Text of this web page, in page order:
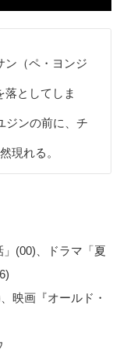
ン（ペ・ヨンジ
落としてしま
ジンの前に、チ
現れる。
(00)、ドラマ「夏
映画『オールド・